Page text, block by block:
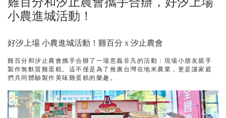
小農進城活動！
好汐上場 小農進城活動！雞百分 x 汐止農會
雞百分和汐止農會攜手合辦了一場意義非凡的活動：現場小朋友親手
製作無麩質雞蛋糕。這不僅是為了推廣台灣在地米農業，更是讓家庭
們共同體驗製作美味雞蛋糕的樂趣。